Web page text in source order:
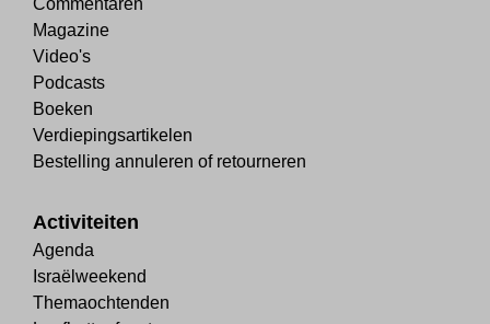
Magazine
Video's
Podcasts
Boeken
Verdiepingsartikelen
Bestelling annuleren of retourneren
Activiteiten
Agenda
Israëlweekend
Themaochtenden